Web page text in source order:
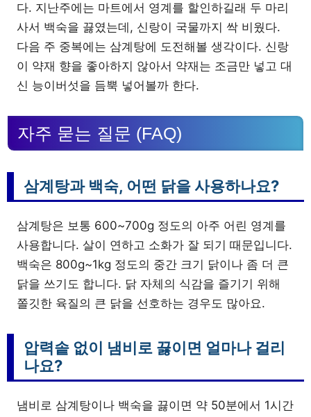
다. 지난주에는 마트에서 영계를 할인하길래 두 마리
사서 백숙을 끓였는데, 신랑이 국물까지 싹 비웠다.
다음 주 중복에는 삼계탕에 도전해볼 생각이다. 신랑
이 약재 향을 좋아하지 않아서 약재는 조금만 넣고 대
신 능이버섯을 듬뿍 넣어볼까 한다.
자주 묻는 질문 (FAQ)
삼계탕과 백숙, 어떤 닭을 사용하나요?
삼계탕은 보통 600~700g 정도의 아주 어린 영계를
사용합니다. 살이 연하고 소화가 잘 되기 때문입니다.
백숙은 800g~1kg 정도의 중간 크기 닭이나 좀 더 큰
닭을 쓰기도 합니다. 닭 자체의 식감을 즐기기 위해
쫄깃한 육질의 큰 닭을 선호하는 경우도 많아요.
압력솥 없이 냄비로 끓이면 얼마나 걸리
나요?
냄비로 삼계탕이나 백숙을 끓이면 약 50분에서 1시간